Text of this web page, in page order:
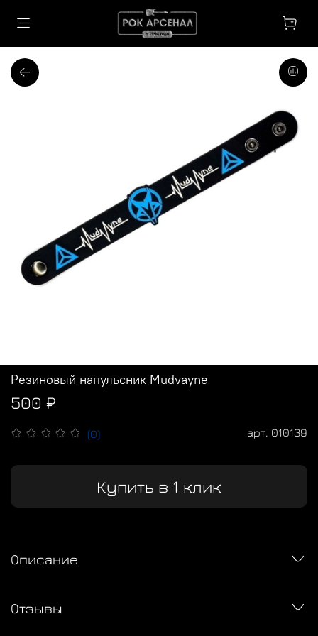
(0) арт. 010139
Резиновый напульсник Mudvayne
500 ₽
Купить в 1 клик
Описание
Отзывы